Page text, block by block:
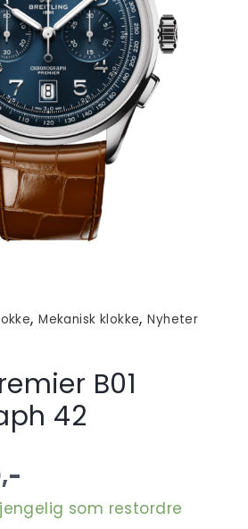
,Mekanisk klokke,Nyheter
B01
42
,-
som restordre